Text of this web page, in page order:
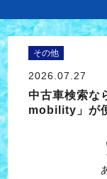
その他
2026.07.27
中古車検索
mobility」が